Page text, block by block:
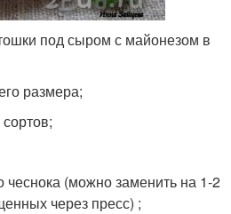
под сыром с майонезом в
размера;
чеснока (можно заменить на 1-2
через пресс) ;